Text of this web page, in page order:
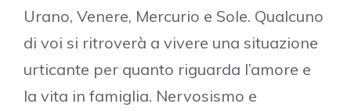
Urano, Venere, Mercurio e Sole. Qualcuno
di voi si ritroverà a vivere una situazione
urticante per quanto riguarda l’amore e
la vita in famiglia. Nervosismo e